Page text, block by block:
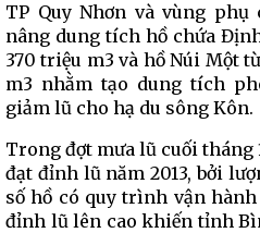
TP Quy Nhơn và vùng
nâng dung tích hồ chứa
370 triệu m3 và hồ Núi Một
m3 nhằm tạo dung tích
giảm lũ cho hạ du sông Kôn.
Trong đợt mưa lũ cuối tháng
đạt đỉnh lũ năm 2013, bởi
số hồ có quy trình vận
đỉnh lũ lên cao khiến tỉnh